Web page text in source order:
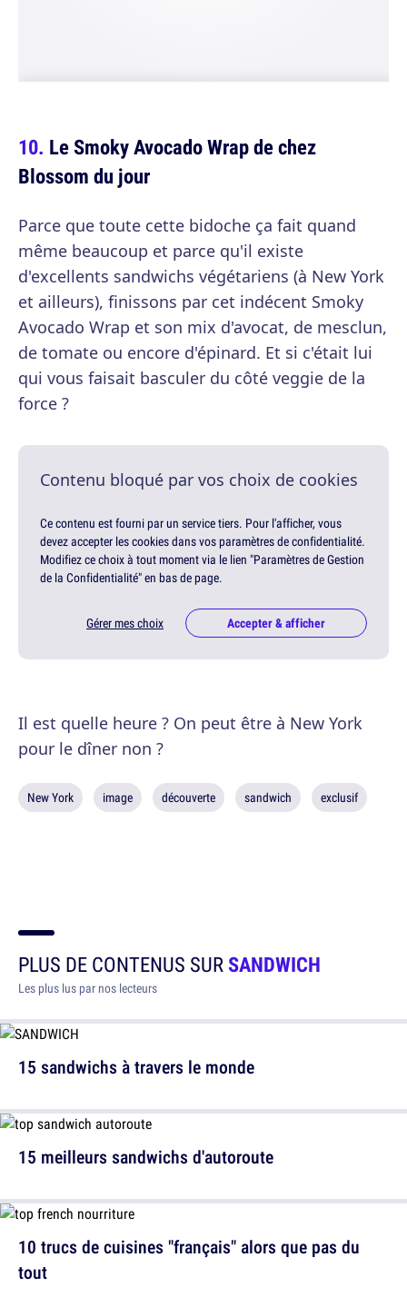
Le Smoky Avocado Wrap de chez
Blossom du jour
Parce que toute cette bidoche ça fait quand
même beaucoup et parce qu'il existe
d'excellents sandwichs végétariens (à New York
et ailleurs), finissons par cet indécent Smoky
Avocado Wrap et son mix d'avocat, de mesclun,
de tomate ou encore d'épinard. Et si c'était lui
qui vous faisait basculer du côté veggie de la
force ?
Contenu bloqué par vos choix de cookies
Ce contenu est fourni par un service tiers. Pour l'afficher, vous
devez accepter les cookies dans vos paramètres de confidentialité.
Modifiez ce choix à tout moment via le lien "Paramètres de Gestion
de la Confidentialité" en bas de page.
Gérer mes choix Accepter & afficher
Il est quelle heure ? On peut être à New York
pour le dîner non ?
New York image découverte sandwich exclusif
PLUS DE CONTENUS SURSANDWICH
Les plus lus par nos lecteurs
15 sandwichs à travers le monde
10 trucs de cuisines "français" alors que pas du
tout
15 meilleurs sandwichs d'autoroute